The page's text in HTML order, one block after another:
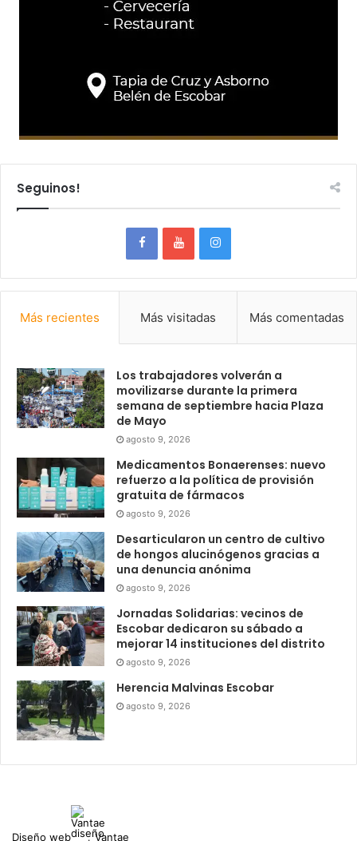
Seguinos!
Más recientes Más visitadas Más comentadas
Los trabajadores volverán a
movilizarse durante la primera
semana de septiembre hacia Plaza
de Mayo
agosto 9, 2026
Medicamentos Bonaerenses: nuevo
refuerzo a la política de provisión
gratuita de fármacos
agosto 9, 2026
Desarticularon un centro de cultivo
de hongos alucinógenos gracias a
una denuncia anónima
agosto 9, 2026
Jornadas Solidarias: vecinos de
Escobar dedicaron su sábado a
mejorar 14 instituciones del distrito
agosto 9, 2026
Herencia Malvinas Escobar
agosto 9, 2026
Diseño web Vantae